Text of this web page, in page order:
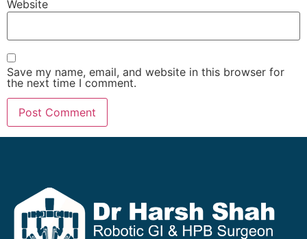
Website
Save my name, email, and website in this browser for
the next time I comment.